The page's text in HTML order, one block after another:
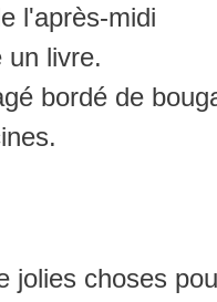
l'après-midi
un livre.
bordé de
jolies choses